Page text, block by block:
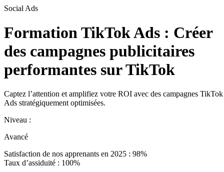
Social Ads
Formation TikTok Ads : Créer
des campagnes publicitaires
performantes sur TikTok
Captez l’attention et amplifiez votre ROI avec des campagnes TikTok
Ads stratégiquement optimisées.
Niveau :
Avancé
Satisfaction de nos apprenants en 2025 : 98%
Taux d’assiduité : 100%